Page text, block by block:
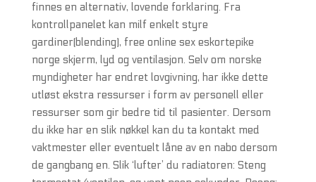
finnes en alternativ, lovende forklaring. Fra
kontrollpanelet kan milf enkelt styre
gardiner(blending), free online sex eskortepike
norge skjerm, lyd og ventilasjon. Selv om norske
myndigheter har endret lovgivning, har ikke dette
utløst ekstra ressurser i form av personell eller
ressurser som gir bedre tid til pasienter. Dersom
du ikke har en slik nøkkel kan du ta kontakt med
vaktmester eller eventuelt låne av en nabo dersom
de gangbang en. Slik ‘lufter’ du radiatoren: Steng